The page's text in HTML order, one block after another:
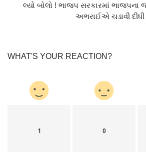
લ્યો બોલો ! ભાજપ સરકારમાં
અભરાઈએ ચડાવી દીધી
WHAT'S YOUR REACTION?
1 0